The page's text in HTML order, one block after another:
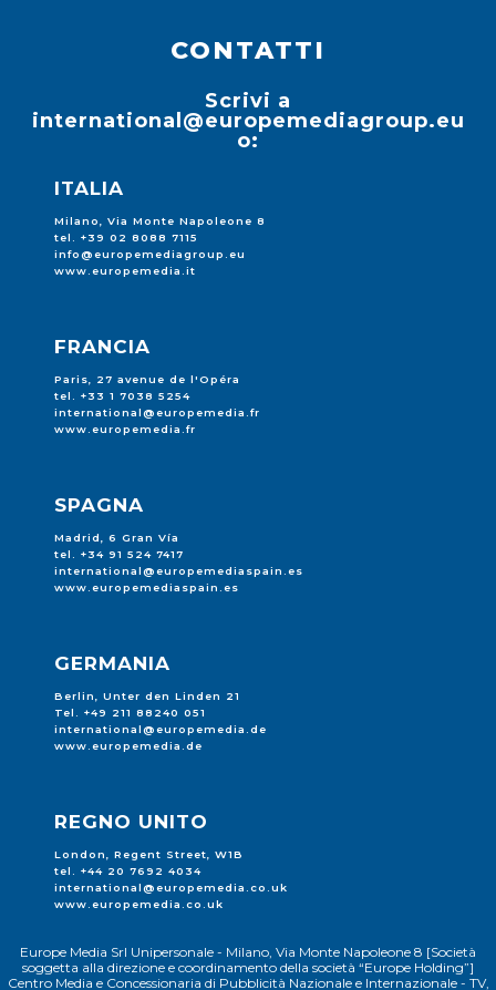
CONTATTI
Scrivi a
international@europemediagroup.eu
o:
ITALIA
Milano, Via Monte Napoleone 8
tel. +39 02 8088 7115
info@europemediagroup.eu
www.europemedia.it
FRANCIA
Paris, 27 avenue de l'Opéra
tel. +33 1 7038 5254
international@europemedia.fr
www.europemedia.fr
SPAGNA
Madrid, 6 Gran Vía
tel. +34 91 524 7417
international@europemediaspain.es
www.europemediaspain.es
GERMANIA
Berlin, Unter den Linden 21
Tel. +49 211 88240 051
international@europemedia.de
www.europemedia.de
REGNO UNITO
London, Regent Street, W1B
tel. +44 20 7692 4034
international@europemedia.co.uk
www.europemedia.co.uk
Europe Media Srl Unipersonale - Milano, Via Monte Napoleone 8 [Società
soggetta alla direzione e coordinamento della società “Europe Holding”]
Centro Media e Concessionaria di Pubblicità Nazionale e Internazionale - TV,